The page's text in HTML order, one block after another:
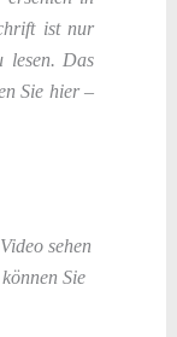
ist nur
lesen. Das
Sie hier –
sehen
Sie